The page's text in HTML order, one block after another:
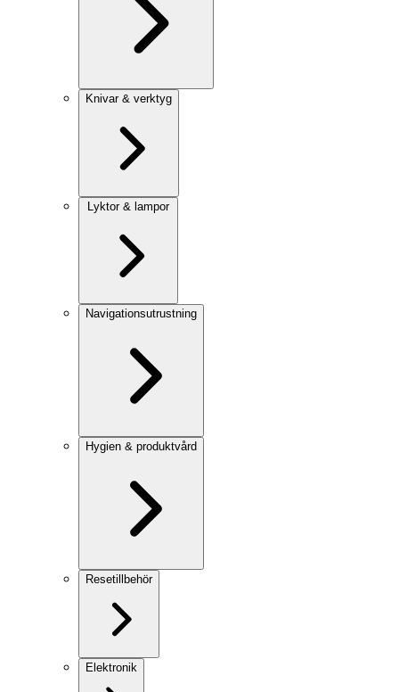
Knivar & verktyg
Lyktor & lampor
Navigationsutrustning
Hygien & produktvård
Resetillbehör
Elektronik